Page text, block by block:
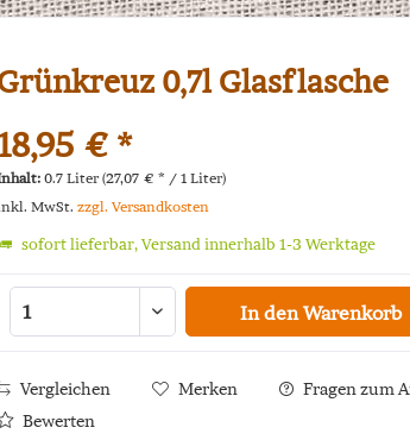
0,7l Glasflasche
€ *
0.7 Liter (27,07 € * / 1 Liter)
MwSt. zzgl. Versandkosten
sofort lieferbar, Versand innerhalb 1-3 Werktage
In den Warenkorb
Vergleichen Merken
Fragen zum
Bewerten